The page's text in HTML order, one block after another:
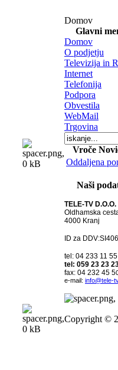
Domov
Glavni
Domov
O podjetju
Televizija in
Internet
Telefonija
Podpora
Obvestila
WebMail
Trgovina
Vroče
Oddaljena
Naši
TELE-TV D.O.O.
Oldhamska
4000 Kranj
ID za
tel: 04 233 11 55
tel: 059 23 23
fax: 04 232 45 5
e-mail: info@tele-
Copyright ©